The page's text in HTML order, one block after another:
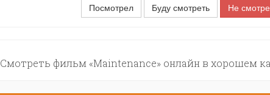
Посмотрел
Буду смотреть Не
Смотреть фильм «Maintenance» онлайн в хорошем